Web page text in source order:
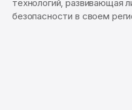
технологий, развивающая
безопасности в своем